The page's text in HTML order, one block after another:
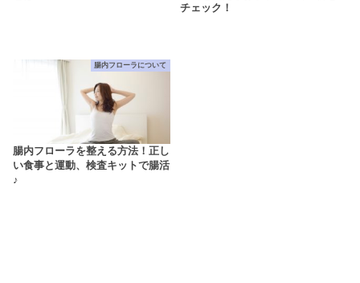
チェック！
腸内フローラについて
腸内フローラを整える方法！正し
い食事と運動、検査キットで腸活
♪